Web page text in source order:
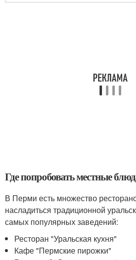
Где попробовать местные
В Перми есть множество
насладиться традиционной
самых популярных заведений:
Ресторан "Уральская кухня"
Кафе "Пермские пирожки"